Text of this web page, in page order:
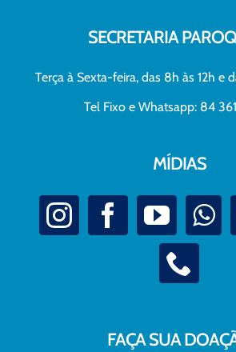
SECRETARIA
Terça à Sexta-feira, das 8h às 12h e
Tel Fixo e Whatsapp: 84
MÍDIAS
FAÇA SUA